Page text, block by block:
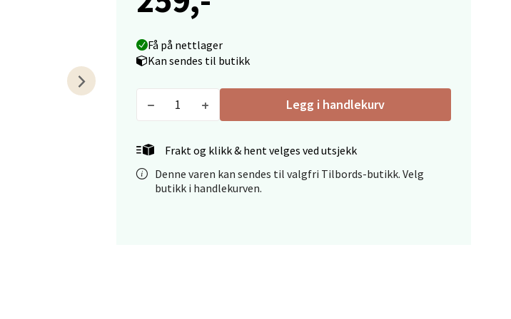
Få på nettlager
Kan sendes til butikk
Legg i handlekurv
Frakt og klikk & hent velges ved utsjekk
Denne varen kan sendes til valgfri Tilbords-butikk. Velg
butikk i handlekurven.
Kilden Senter